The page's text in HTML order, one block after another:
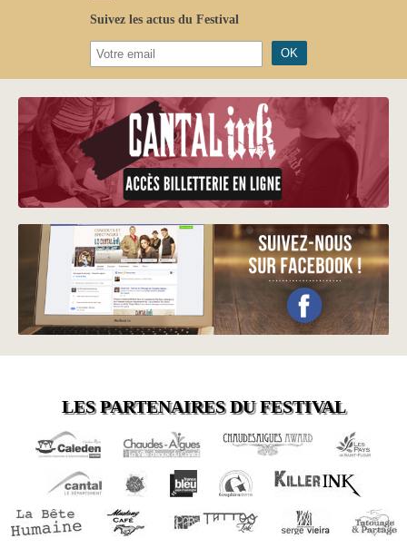
Suivez les actus du Festival
LES PARTENAIRES DU FESTIVAL